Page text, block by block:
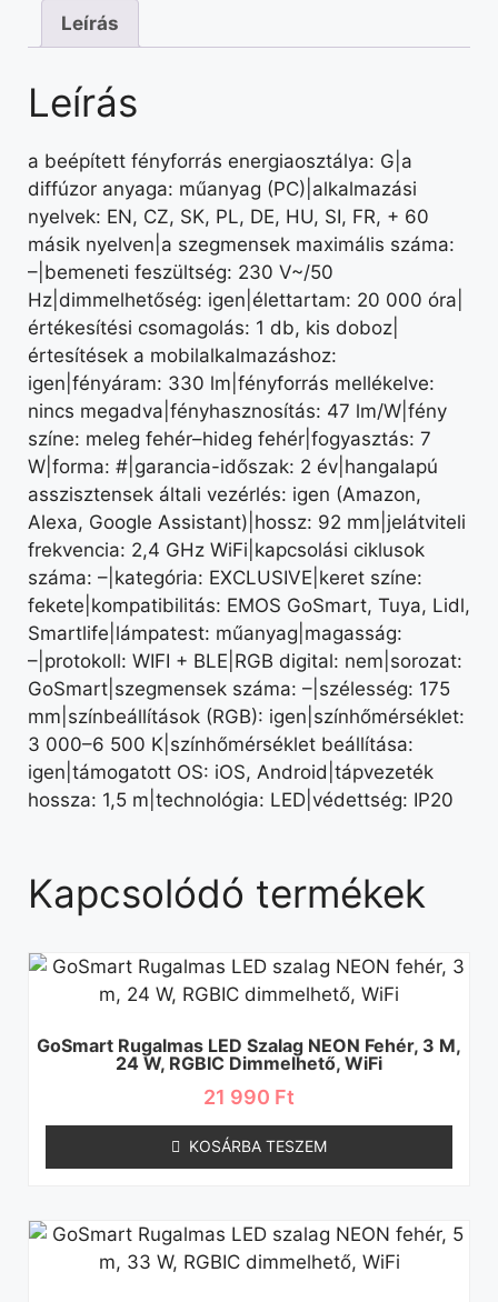
Leírás
Leírás
a beépített fényforrás energiaosztálya: G|a
diffúzor anyaga: műanyag (PC)|alkalmazási
nyelvek: EN, CZ, SK, PL, DE, HU, SI, FR, + 60
másik nyelven|a szegmensek maximális száma:
–|bemeneti feszültség: 230 V~/50
Hz|dimmelhetőség: igen|élettartam: 20 000 óra|
értékesítési csomagolás: 1 db, kis doboz|
értesítések a mobilalkalmazáshoz:
igen|fényáram: 330 lm|fényforrás mellékelve:
nincs megadva|fényhasznosítás: 47 lm/W|fény
színe: meleg fehér–hideg fehér|fogyasztás: 7
W|forma: #|garancia-időszak: 2 év|hangalapú
asszisztensek általi vezérlés: igen (Amazon,
Alexa, Google Assistant)|hossz: 92 mm|jelátviteli
frekvencia: 2,4 GHz WiFi|kapcsolási ciklusok
száma: –|kategória: EXCLUSIVE|keret színe:
fekete|kompatibilitás: EMOS GoSmart, Tuya, Lidl,
Smartlife|lámpatest: műanyag|magasság:
–|protokoll: WIFI + BLE|RGB digital: nem|sorozat:
GoSmart|szegmensek száma: –|szélesség: 175
mm|színbeállítások (RGB): igen|színhőmérséklet:
3 000–6 500 K|színhőmérséklet beállítása:
igen|támogatott OS: iOS, Android|tápvezeték
hossza: 1,5 m|technológia: LED|védettség: IP20
Kapcsolódó termékek
GoSmart Rugalmas LED Szalag NEON Fehér, 3 M,
24 W, RGBIC Dimmelhető, WiFi
21 990 Ft
KOSÁRBA TESZEM